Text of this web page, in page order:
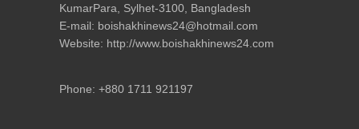
KumarPara, Sylhet-3100, Bangladesh
E-mail: boishakhinews24@hotmail.com
Website: http://www.boishakhinews24.com
Phone: +880 1711 921197